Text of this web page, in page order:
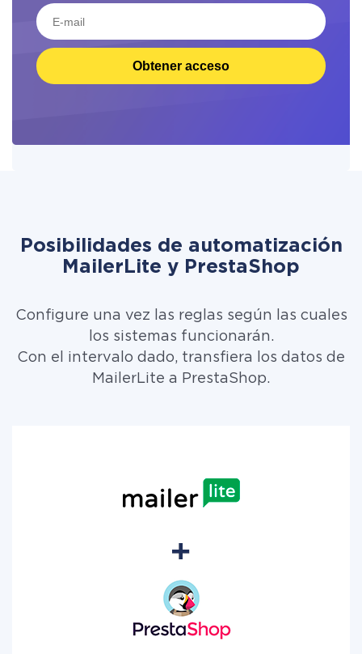
Obtener acceso
Posibilidades de automatización
MailerLite y PrestaShop
Configure una vez las reglas según las cuales
los sistemas funcionarán.
Con el intervalo dado, transfiera los datos de
MailerLite a PrestaShop.